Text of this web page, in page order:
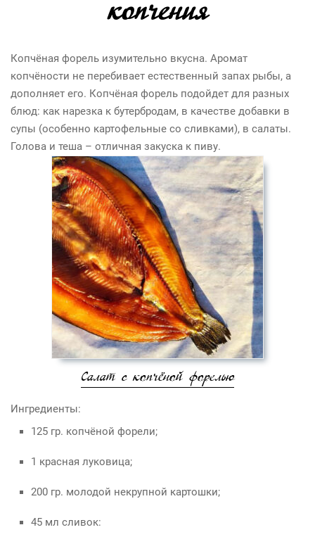
копчения
Копчёная форель изумительно вкусна. Аромат
копчёности не перебивает естественный запах рыбы, а
дополняет его. Копчёная форель подойдет для разных
блюд: как нарезка к бутербродам, в качестве добавки в
супы (особенно картофельные со сливками), в салаты.
Голова и теша – отличная закуска к пиву.
Салат с копчёной форелью
Ингредиенты:
125 гр. копчёной форели;
1 красная луковица;
200 гр. молодой некрупной картошки;
45 мл сливок: